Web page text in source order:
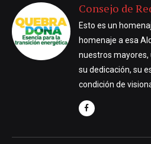
Consejo de
Esto es un
homenaje a esa
nuestros mayores,
su dedicación, su
condición de